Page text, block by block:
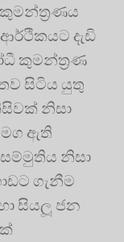
කුමන්ත‍්‍රණය
දැඩි
කුමන්ත‍්‍රණ
සිටිය යුතු
නිසා
ඇති
නිසා
ගැනීම
සියලූ ජන